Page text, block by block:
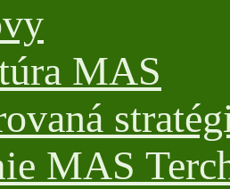
MAS
MAS